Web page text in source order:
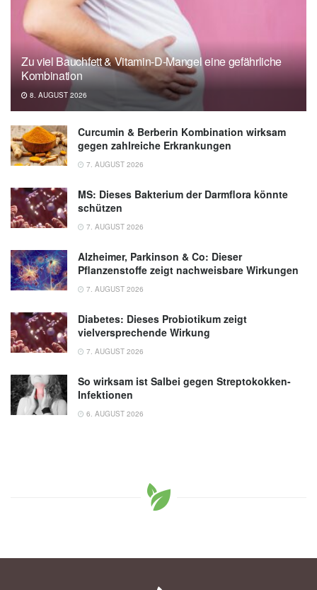
Zu viel Bauchfett & Vitamin-D-Mangel eine gefährliche
Kombination
8. AUGUST 2026
Curcumin & Berberin Kombination wirksam
gegen zahlreiche Erkrankungen
7. AUGUST 2026
MS: Dieses Bakterium der Darmflora könnte
schützen
7. AUGUST 2026
Alzheimer, Parkinson & Co: Dieser
Pflanzenstoffe zeigt nachweisbare Wirkungen
7. AUGUST 2026
Diabetes: Dieses Probiotikum zeigt
vielversprechende Wirkung
7. AUGUST 2026
So wirksam ist Salbei gegen Streptokokken-
Infektionen
6. AUGUST 2026